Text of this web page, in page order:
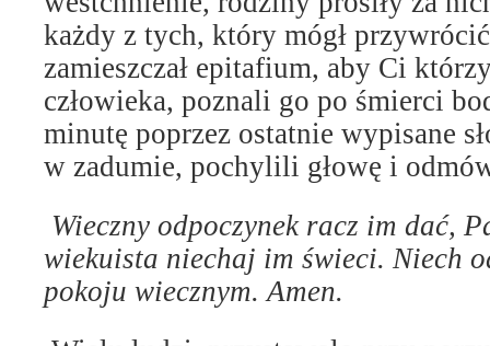
każdy z tych, który mógł
zamieszczał epitafium, aby Ci
człowieka, poznali go po śmierci
minutę poprzez ostatnie wypisane
w zadumie, pochylili głowę i
Wieczny odpoczynek racz im dać,
wiekuista niechaj im świeci. Niech
pokoju wiecznym. Amen.